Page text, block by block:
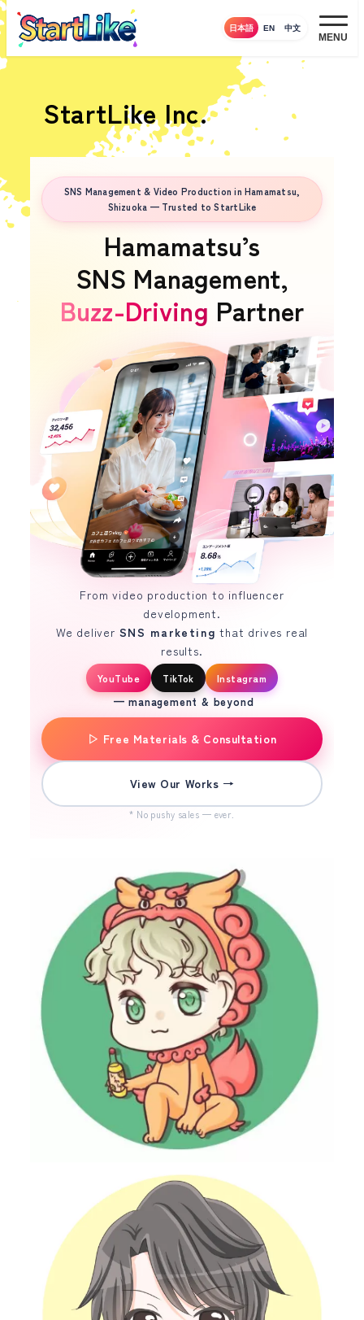
メ
イ
ン
へ
移
日本語 EN 中文
MENU
StartLike Inc.
SNS Management & Video Production in Hamamatsu,
Shizuoka — Trusted to StartLike
Hamamatsu’s
SNS Management,
Buzz-Driving Partner
From video production to influencer
development.
We deliver SNS marketing that drives real
results.
YouTube TikTok Instagram
— management & beyond
▷ Free Materials & Consultation
View Our Works →
* No pushy sales — ever.